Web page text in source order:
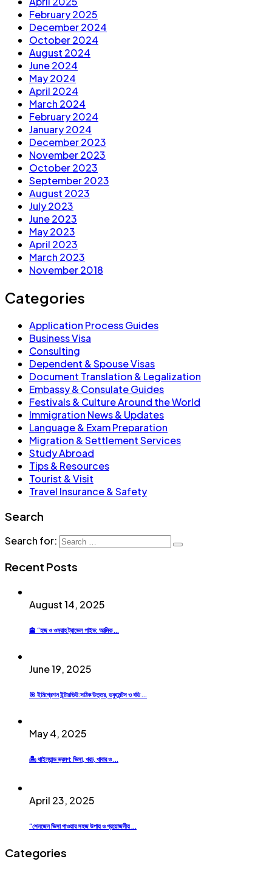
February 2025
December 2024
October 2024
August 2024
June 2024
May 2024
April 2024
March 2024
February 2024
January 2024
December 2023
November 2023
October 2023
September 2023
August 2023
July 2023
June 2023
May 2023
April 2023
March 2023
November 2018
Categories
Application Process Guides
Business Visa
Consulting
Dependent & Spouse Visas
Document Translation & Legalization
Embassy & Consulate Guides
Festivals & Culture Around the World
Immigration News & Updates
Language & Exam Preparation
Migration & Settlement Services
Study Abroad
Tips & Resources
Tourist & Visit
Travel Insurance & Safety
Search
Search for:
Recent Posts
August 14, 2025
🕋 “হজ ও ওমরাহ ট্রাভেল গাইড: আত্মিক ...
June 19, 2025
🎯 ইমিগ্রেশন ইন্টারভিউ:সঠিক উত্তর, ডকুমেন্টস ও বডি ...
May 4, 2025
🏝️ থাইল্যান্ড ভ্রমণ: ভিসা, খরচ, খাবার ও ...
April 23, 2025
“শেনজেন ভিসা পাওয়ার সহজ উপায় ও প্রয়োজনীয় ...
Categories